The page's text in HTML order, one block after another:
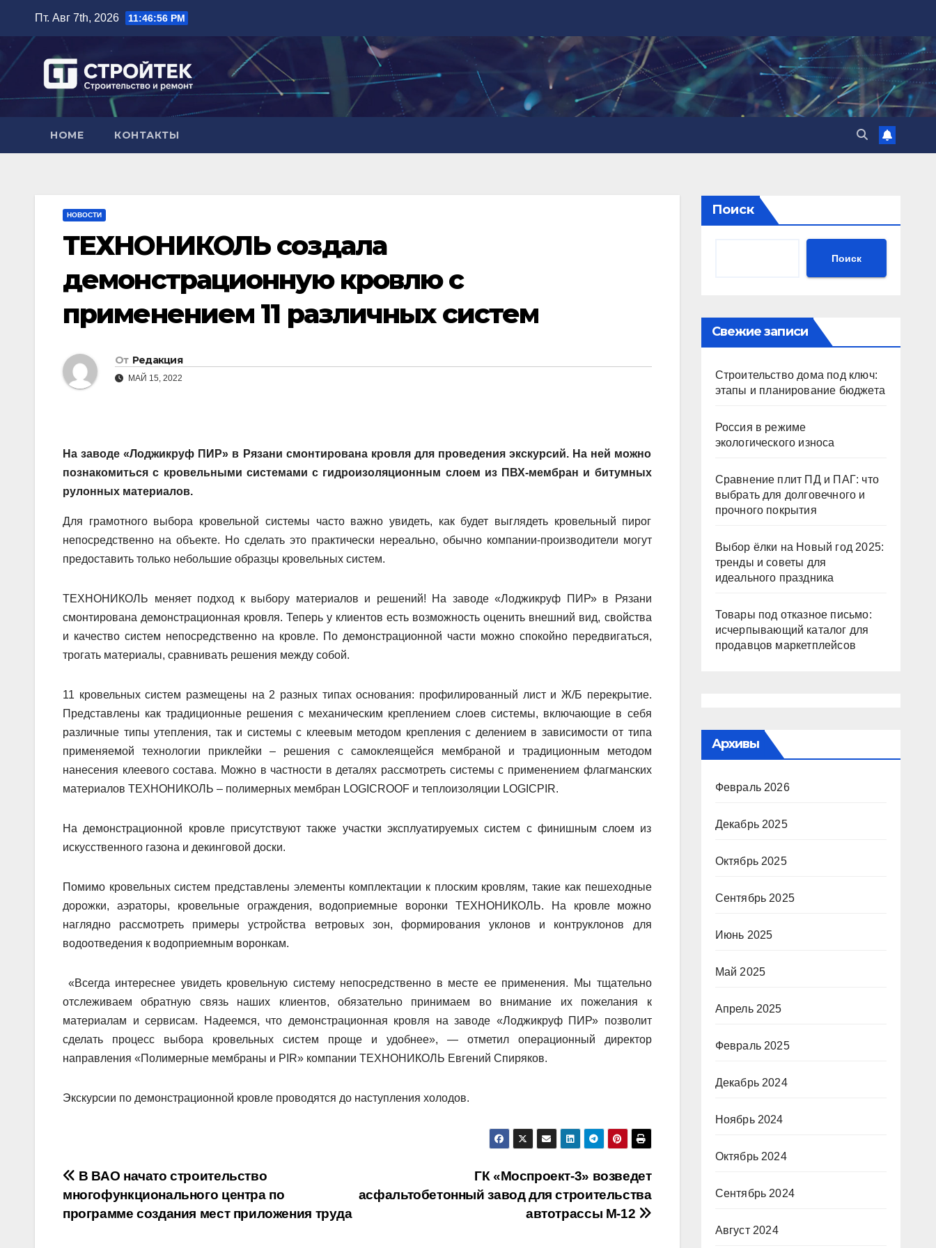
содержимому
Пт. Авг 7th, 2026 11:46:57 PM
HOME КОНТАКТЫ
НОВОСТИ
ТЕХНОНИКОЛЬ создала
демонстрационную кровлю с
применением 11 различных систем
От Редакция
МАЙ 15, 2022
На заводе «Лоджикруф ПИР» в Рязани смонтирована кровля для проведения экскурсий. На ней можно
познакомиться с кровельными системами с гидроизоляционным слоем из ПВХ-мембран и битумных
рулонных материалов.
Для грамотного выбора кровельной системы часто важно увидеть, как будет выглядеть кровельный пирог
непосредственно на объекте. Но сделать это практически нереально, обычно компании-производители могут
предоставить только небольшие образцы кровельных систем.
ТЕХНОНИКОЛЬ меняет подход к выбору материалов и решений! На заводе «Лоджикруф ПИР» в Рязани
смонтирована демонстрационная кровля. Теперь у клиентов есть возможность оценить внешний вид, свойства
и качество систем непосредственно на кровле. По демонстрационной части можно спокойно передвигаться,
трогать материалы, сравнивать решения между собой.
11 кровельных систем размещены на 2 разных типах основания: профилированный лист и Ж/Б перекрытие.
Представлены как традиционные решения с механическим креплением слоев системы, включающие в себя
различные типы утепления, так и системы с клеевым методом крепления с делением в зависимости от типа
применяемой технологии приклейки – решения с самоклеящейся мембраной и традиционным методом
нанесения клеевого состава. Можно в частности в деталях рассмотреть системы с применением флагманских
материалов ТЕХНОНИКОЛЬ – полимерных мембран LOGICROOF и теплоизоляции LOGICPIR.
На демонстрационной кровле присутствуют также участки эксплуатируемых систем с финишным слоем из
искусственного газона и декинговой доски.
Помимо кровельных систем представлены элементы комплектации к плоским кровлям, такие как пешеходные
дорожки, аэраторы, кровельные ограждения, водоприемные воронки ТЕХНОНИКОЛЬ. На кровле можно
наглядно рассмотреть примеры устройства ветровых зон, формирования уклонов и контруклонов для
водоотведения к водоприемным воронкам.
«Всегда интереснее увидеть кровельную систему непосредственно в месте ее применения. Мы тщательно
отслеживаем обратную связь наших клиентов, обязательно принимаем во внимание их пожелания к
материалам и сервисам. Надеемся, что демонстрационная кровля на заводе «Лоджикруф ПИР» позволит
сделать процесс выбора кровельных систем проще и удобнее», — отметил операционный директор
направления «Полимерные мембраны и PIR» компании ТЕХНОНИКОЛЬ Евгений Спиряков.
Экскурсии по демонстрационной кровле проводятся до наступления холодов.​
Навигация
по
ГК «Моспроект-3» возведет
асфальтобетонный завод для строительства
автотрассы М-12
В ВАО начато строительство
многофункционального центра по
программе создания мест приложения труда
Поиск
Поиск
Свежие записи
Строительство дома под ключ:
этапы и планирование бюджета
Россия в режиме
экологического износа
Сравнение плит ПД и ПАГ: что
выбрать для долговечного и
прочного покрытия
Выбор ёлки на Новый год 2025:
тренды и советы для
идеального праздника
Товары под отказное письмо:
исчерпывающий каталог для
продавцов маркетплейсов
Архивы
Февраль 2026
Декабрь 2025
Октябрь 2025
Сентябрь 2025
Июнь 2025
Май 2025
Апрель 2025
Февраль 2025
Декабрь 2024
Ноябрь 2024
Октябрь 2024
Сентябрь 2024
Август 2024